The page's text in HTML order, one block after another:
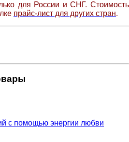
для России и СНГ. Стоимость
прайс-лист для других стран.
с помощью энергии любви